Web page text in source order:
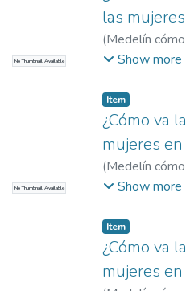
EAFIT.
Santiago
Sociedad,
No Thumbnail Available
las
(Medelín
Meneses,
Hoyos Barba,
Fernando;
Show more
No Thumbnail Available
Item
¿Cómo va
mujeres
(Medelín
Meneses,
Hoyos Barba,
Fernando;
Show more
Item
¿Cómo va
mujeres